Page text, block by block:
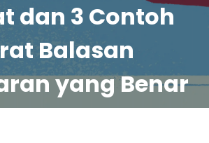
dan 3 Contoh
Balasan
yang Benar